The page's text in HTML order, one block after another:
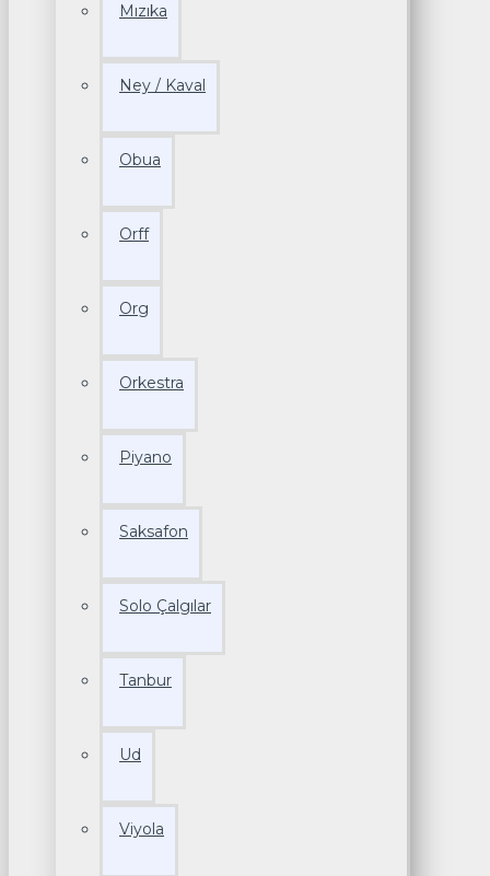
Mızıka
Ney / Kaval
Obua
Orff
Org
Orkestra
Piyano
Saksafon
Solo Çalgılar
Tanbur
Ud
Viyola